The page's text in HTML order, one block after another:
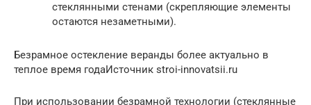
стеклянными стенами (скрепляющие элементы
остаются незаметными).
Безрамное остекление веранды более актуально в
теплое время годаИсточник stroi-innovatsii.ru
При использовании безрамной технологии (стеклянные